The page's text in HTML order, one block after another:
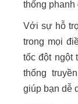
thống phanh
Với sự hỗ
trong mọi
tốc đột ngột
thống
giúp bạn dễ